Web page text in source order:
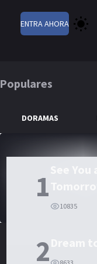
ENTRA AHORA
Populares
DORAMAS
1
10835
2